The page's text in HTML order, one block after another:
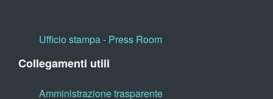
Ufficio stampa - Press Room
Collegamenti utili
Amministrazione trasparente